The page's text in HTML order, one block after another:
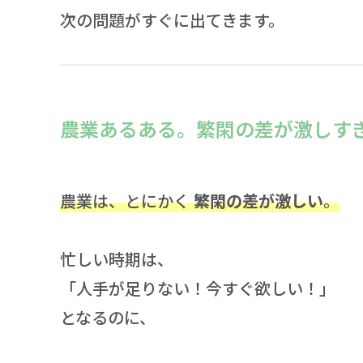
次の問題がすぐに出てきます。
農業あるある。繁閑の差が激しす
農業は、とにかく繁閑の差が激しい。
忙しい時期は、
「人手が足りない！今すぐ欲しい！」
となるのに、